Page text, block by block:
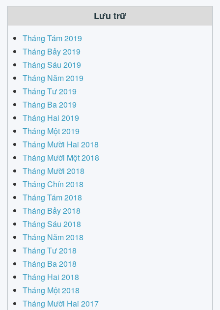
Lưu trữ
Tháng Tám 2019
Tháng Bảy 2019
Tháng Sáu 2019
Tháng Năm 2019
Tháng Tư 2019
Tháng Ba 2019
Tháng Hai 2019
Tháng Một 2019
Tháng Mười Hai 2018
Tháng Mười Một 2018
Tháng Mười 2018
Tháng Chín 2018
Tháng Tám 2018
Tháng Bảy 2018
Tháng Sáu 2018
Tháng Năm 2018
Tháng Tư 2018
Tháng Ba 2018
Tháng Hai 2018
Tháng Một 2018
Tháng Mười Hai 2017